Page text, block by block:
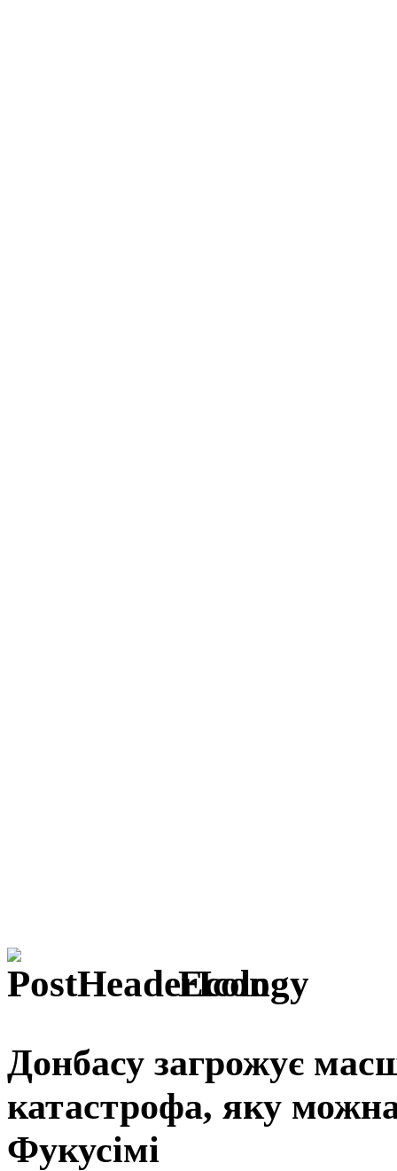
Ecology
Донбасу загрожує
катастрофа, яку
Фукусімі